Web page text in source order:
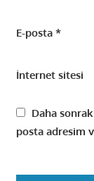
E-posta *
İnternet sitesi
Daha
posta adresim